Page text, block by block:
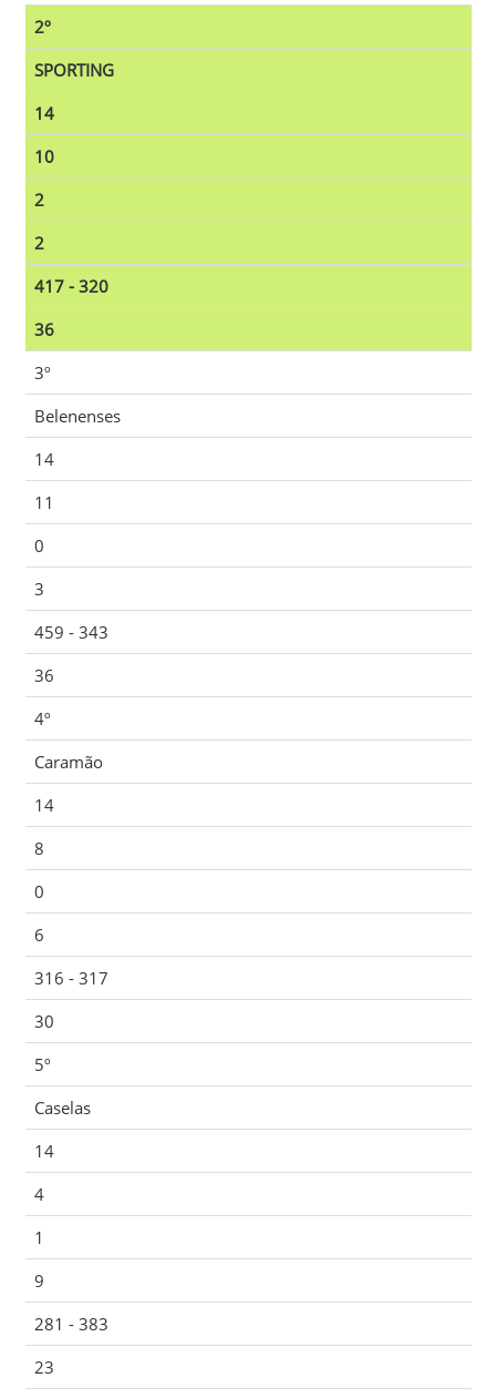
2º
SPORTING
14
10
2
2
417 - 320
36
3º
Belenenses
14
11
0
3
459 - 343
36
4º
Caramão
14
8
0
6
316 - 317
30
5º
Caselas
14
4
1
9
281 - 383
23